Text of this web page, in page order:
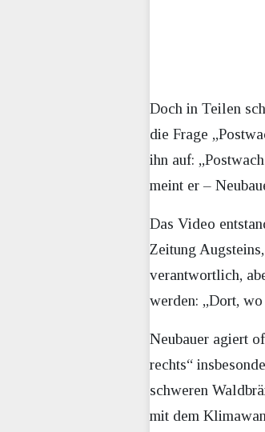
Doch in Teilen
die Frage
ihn auf:
meint er –
Das Video
Zeitung
verantwortlich,
werden: „Dort,
Neubauer agiert
rechts“
schweren
mit dem